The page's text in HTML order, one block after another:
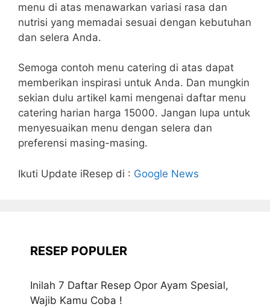
menu di atas menawarkan variasi rasa dan
nutrisi yang memadai sesuai dengan kebutuhan
dan selera Anda.
Semoga contoh menu catering di atas dapat
memberikan inspirasi untuk Anda. Dan mungkin
sekian dulu artikel kami mengenai daftar menu
catering harian harga 15000. Jangan lupa untuk
menyesuaikan menu dengan selera dan
preferensi masing-masing.
Ikuti Update iResep di : Google News
RESEP POPULER
Inilah 7 Daftar Resep Opor Ayam Spesial,
Wajib Kamu Coba !